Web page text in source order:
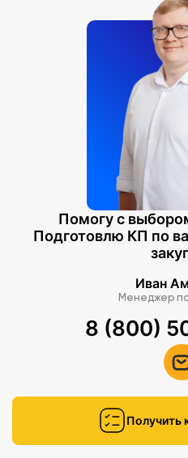
Помогу с
Подготовлю КП по
Иван
Менеджер
8 (800)
Получить